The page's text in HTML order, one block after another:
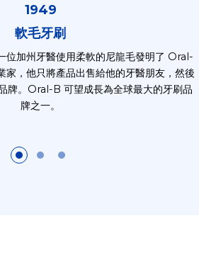
1949
軟毛牙刷
位加州牙醫使用柔軟的尼龍毛發明了 Oral-
家，他只將產品出售給他的牙醫朋友，然後
牌。Oral-B 可望成長為全球最大的牙刷品
牌之一。